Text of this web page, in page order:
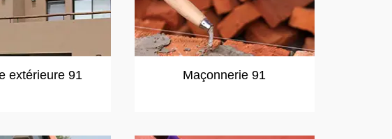
extérieure 91 Maçonnerie 91